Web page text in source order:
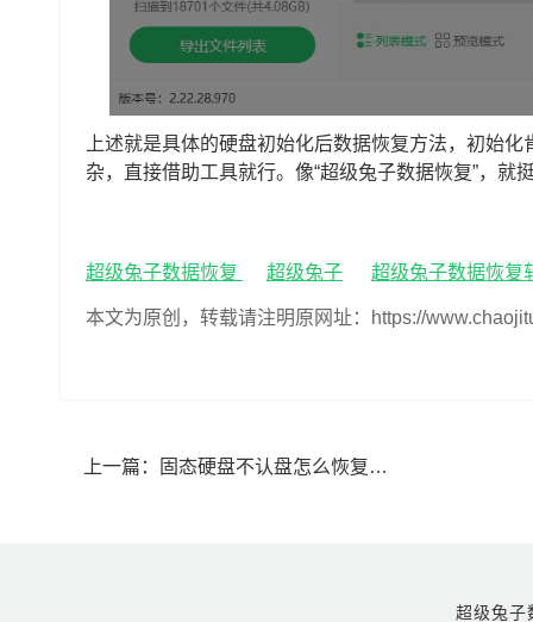
上述就是具体的硬盘初始化后数据恢复方法，初始
杂，直接借助工具就行。像“超级兔子数据恢复”，
超级兔子数据恢复 超级兔子 超级兔子数据恢复
本文为原创，转载请注明原网址：https://
上一篇： 固态硬盘不认盘怎么恢复数据(固态硬盘不认盘数据恢复可以吗)
超级兔